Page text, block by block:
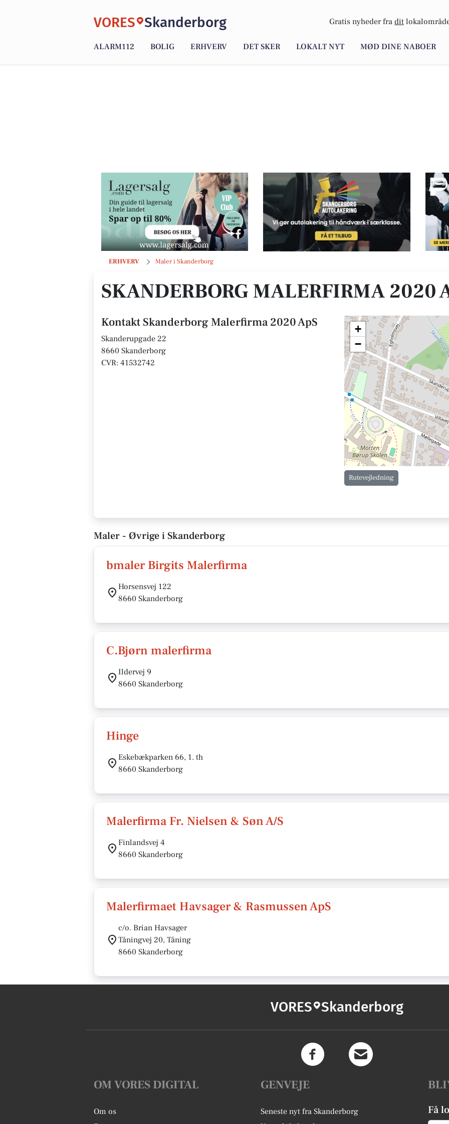
VORES Skanderborg Gratis nyheder fra dit
ALARM112 BOLIG ERHVERV DET SKER LOKALT NYT MØD DINE NABOER
ERHVERV Maler i Skanderborg
Skanderborg Malerfirma 2020 ApS
SKANDERBORG MALERFIRMA 2020
Kontakt Skanderborg Malerfirma 2020 ApS
Skanderupgade 22
8660 Skanderborg
CVR: 41532742
+
−
Rutevejledning
Maler - Øvrige i Skanderborg
bmaler Birgits Malerfirma
Horsensvej 122
8660 Skanderborg
C.Bjørn malerfirma
Ildervej 9
8660 Skanderborg
Hinge
Eskebækparken 66, 1. th
8660 Skanderborg
Malerfirma Fr. Nielsen & Søn A/S
Finlandsvej 4
8660 Skanderborg
Malerfirmaet Havsager & Rasmussen ApS
c/o. Brian Havsager
Tåningvej 20, Tåning
8660 Skanderborg
VORES Skanderborg
OM VORES DIGITAL
Om os
GENVEJE
Seneste nyt fra Skanderborg
Få